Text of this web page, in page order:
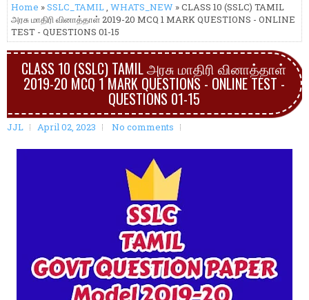
Home »SSLC_TAMIL, WHATS_NEW » CLASS 10 (SSLC) TAMIL
அரசு மாதிரி வினாத்தாள் 2019-20 MCQ 1 MARK QUESTIONS - ONLINE
TEST - QUESTIONS 01-15
CLASS 10 (SSLC) TAMIL அரசு மாதிரி வினாத்தாள்
2019-20 MCQ 1 MARK QUESTIONS - ONLINE TEST -
QUESTIONS 01-15
JJL April 02, 2023 No comments